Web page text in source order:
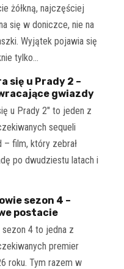
żółkną, najczęściej
się w doniczce, nie na
Wyjątek pojawia się
tylko…
się u Prady 2 –
gwiazdy
u Prady 2" to jeden z
sequeli
– film, który zebrał
po dwudziestu latach i
sezon 4 –
postacie
4 to jedna z
premier
roku. Tym razem w